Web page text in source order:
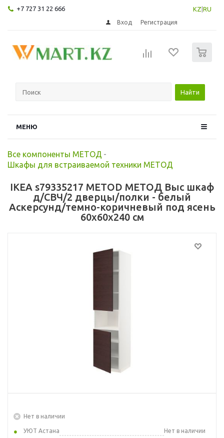
+7 727 31 22 666 KZ RU
Вход Регистрация
Найти
МЕНЮ
Все компоненты МЕТОД -
Шкафы для встраиваемой техники МЕТОД
IKEA s79335217 METOD МЕТОД Выс шкаф
д/СВЧ/2 дверцы/полки - белый
Аскерсунд/темно-коричневый под ясень
60x60x240 см
Нет в наличии
УЮТ Астана
Нет в наличии